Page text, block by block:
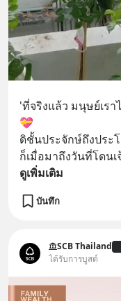
'ที่จริงแล้ว มนุษย์เร
💝
ดิชั้นประจักษ์ถึงประ
ก็เมื่อมาถึงวันที่โดนเ
ดูเพิ่มเติม
บันทึก
SCB Thailand
ได้รับการบูสต์